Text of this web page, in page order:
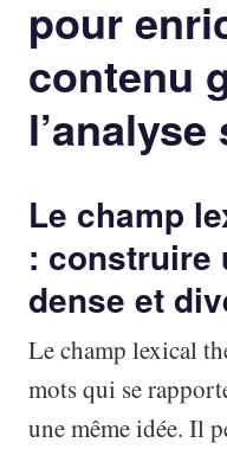
pour
contenu
Le champ
: construire
dense et
Le champ lexical
mots qui se
une même idée. Il